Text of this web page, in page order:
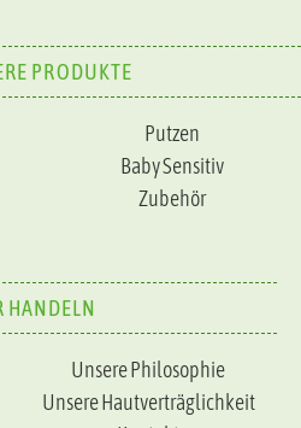
PRODUKTE
Putzen
Baby Sensitiv
Zubehör
HANDELN
Unsere Philosophie
Unsere Hautverträglichkeit